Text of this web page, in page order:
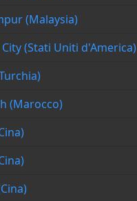
(Malaysia)
(Stati Uniti d'America)
(Marocco)